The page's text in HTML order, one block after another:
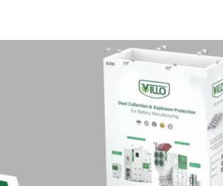
facebook
twitter